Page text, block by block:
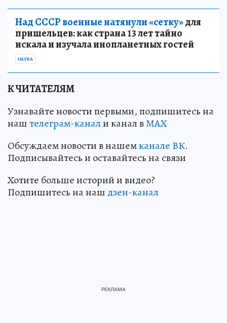
Над СССР военные натянули «сетку»для
пришельцев: как страна 13 лет тайно
искала и изучала инопланетных гостей
НАУКА
К ЧИТАТЕЛЯМ
Узнавайте новости первыми, подпишитесь на
наштелеграм-канали канал вМАХ
Обсуждаем новости в нашемканале ВК.
Подписывайтесь и оставайтесь на связи
Хотите больше историй и видео?
Подпишитесь на наш дзен-канал